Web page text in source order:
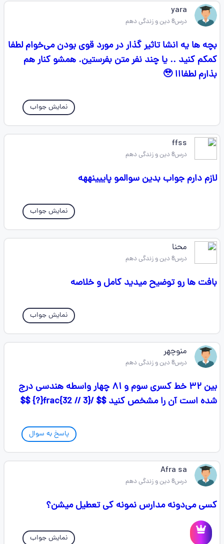
yara
درس8 دین و زندگی دهم
بچه ها یه انشا تاثیر گذار در مورد قوی بودن می‌خوام لطفا
کمکم کنید .. یا چند نفر متن بفرستین. همشو کنار هم
بذارم لطفااا 🥹
نمایش جواب
ffss
درس8 دین و زندگی دهم
لازم دارم جواب بدین سوالمو پاییینههه
نمایش جواب
محنا
درس8 دین و زندگی دهم
بافت ها رو توضیح میدید کامل و خلاصه
نمایش جواب
منوچهر
درس8 دین و زندگی دهم
بین ۳۲ خط کسری سوم و ۸۱ چهار واسطه هندسی درج
شده است آن را مشخص کنید $$ /frac{32 // 3}{?} $$
پاسخ به سوال
Afra sa
درس8 دین و زندگی دهم
کسی می‌دونه مدارس نمونه کی تعطیل میشن؟
نمایش جواب